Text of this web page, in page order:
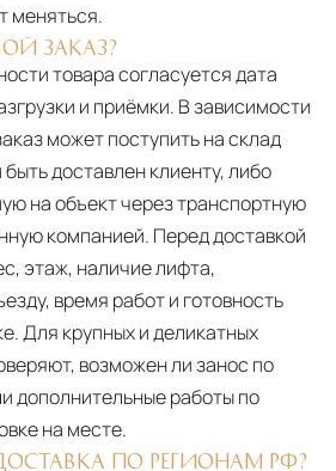
меняться.
ЗАКАЗ?
товара согласуется дата
и приёмки. В зависимости
может поступить на склад
доставлен клиенту, либо
на объект через транспортную
компанией. Перед доставкой
этаж, наличие лифта,
время работ и готовность
Для крупных и деликатных
возможен ли занос по
дополнительные работы по
на месте.
ПО РЕГИОНАМ РФ?